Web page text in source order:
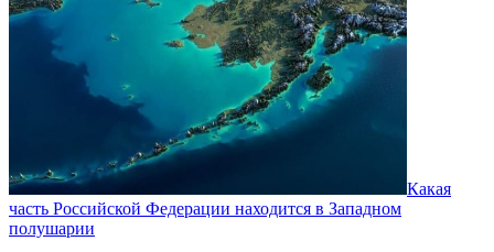
Какая
часть Российской Федерации находится в Западном
полушарии